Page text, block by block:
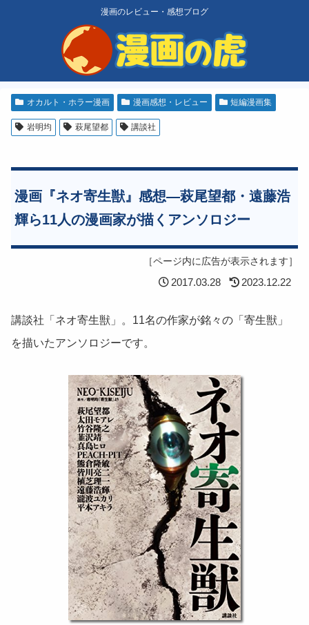
漫画のレビュー・感想ブログ
オカルト・ホラー漫画 漫画感想・レビュー 短編漫画集
岩明均 萩尾望都 講談社
漫画『ネオ寄生獣』感想―萩尾望都・遠藤浩
輝ら11人の漫画家が描くアンソロジー
［ページ内に広告が表示されます］
2017.03.28 2023.12.22
講談社「ネオ寄生獣」。11名の作家が銘々の「寄生獣」
を描いたアンソロジーです。